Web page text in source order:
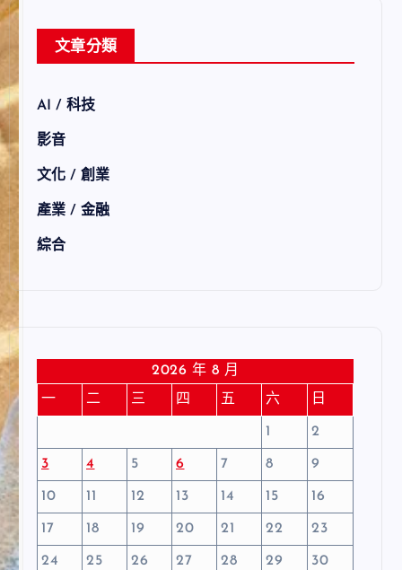
文章分類
AI / 科技
影音
文化 / 創業
產業 / 金融
綜合
2026 年 8 月
一
二 三 四 五 六 日
1 2
3 4 5 6 7 8 9
10 11 12 13 14 15 16
17 18 19 20 21 22 23
24 25 26 27 28 29 30